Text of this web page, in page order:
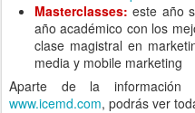
Masterclasses: este año
año académico con los
clase magistral en
media y mobile marketing
Aparte de la
www.icemd.com, podrás ver